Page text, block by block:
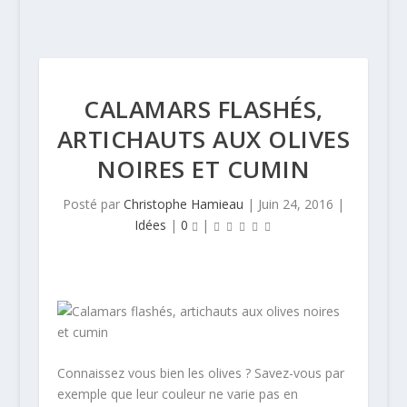
CALAMARS FLASHÉS,
ARTICHAUTS AUX OLIVES
NOIRES ET CUMIN
Posté par Christophe Hamieau | Juin 24, 2016 |
Idées | 0 |
Connaissez vous bien les olives ? Savez-vous par
exemple que leur couleur ne varie pas en